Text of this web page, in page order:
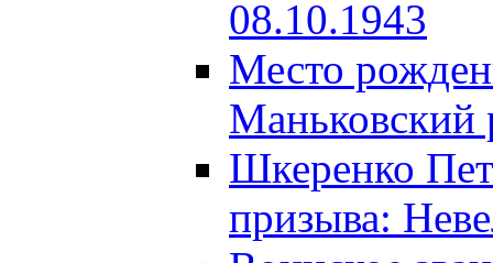
08.10.1943
Место
Маньковский
Шкеренко
призыва: